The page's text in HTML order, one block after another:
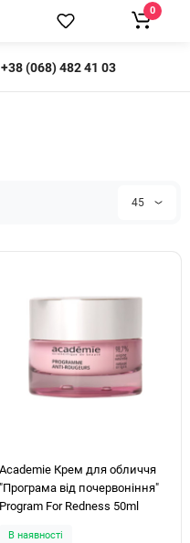
+38 (068) 482 41 03
0
45
Academie Крем для обличчя
"Програма від почервоніння"
Program For Redness 50ml
В наявності